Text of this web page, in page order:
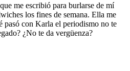
me escribió para burlarse de mí
los fines de semana. Ella me
pasó con Karla el periodismo no te
¿No te da vergüenza?